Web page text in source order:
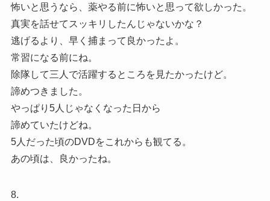
怖いと思うなら、薬やる前に怖いと思って欲しかった。
真実を話せてスッキリしたんじゃないかな？
逃げるより、早く捕まって良かったよ。
常習になる前にね。
除隊して三人で活躍するところを見たかったけど。
諦めつきました。
やっぱり5人じゃなくなった日から
諦めていたけどね。
5人だった頃のDVDをこれからも観てる。
あの頃は、良かったね。
8.